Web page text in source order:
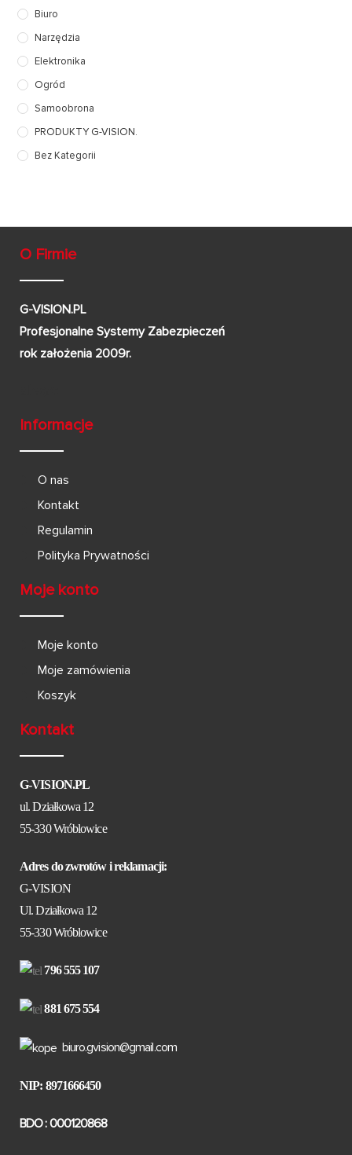
Biuro
Narzędzia
Elektronika
Ogród
Samoobrona
PRODUKTY G-VISION.
Bez Kategorii
O Firmie
G-VISION.PL
Profesjonalne Systemy Zabezpieczeń
rok założenia 2009r.
Informacje
O nas
Kontakt
Regulamin
Polityka Prywatności
Moje konto
Moje konto
Moje zamówienia
Koszyk
Kontakt
G-VISION.PL
ul. Działkowa 12
55-330 Wróblowice
Adres do zwrotów i reklamacji:
G-VISION
Ul. Działkowa 12
55-330 Wróblowice
796 555 107
881 675 554
biuro.gvision@gmail.com
NIP: 8971666450
BDO : 000120868